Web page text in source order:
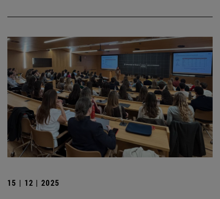
15 | 12 | 2025